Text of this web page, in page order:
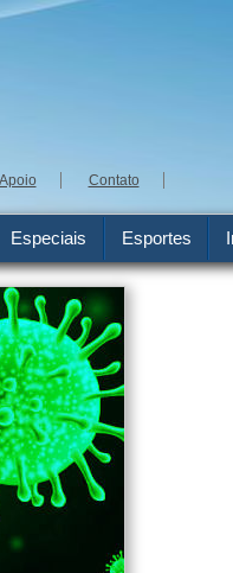
Apoio Contato
Especiais Esportes